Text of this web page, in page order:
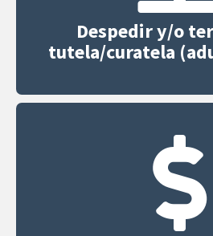
Despedir y/o
tutela/curatela